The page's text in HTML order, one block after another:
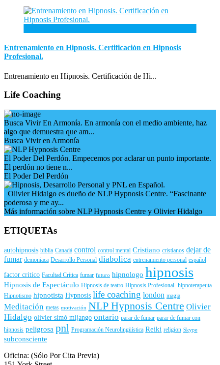
Entrenamiento en Hipnosis. Certificación en Hipnosis
Profesional.
Entrenamiento en Hipnosis. Certificación de Hi...
Life Coaching
Busca Vivir En Armonía. En armonía con el medio ambiente, haz
algo que demuestra que am...
Busca Vivir en Armonía
El Poder Del Perdón. Empecemos por aclarar un punto importante.
El perdón no tiene n...
El Poder Del Perdón
Olivier Hidalgo es dueño de NLP Hypnosis Centre. “Fascinante
poderosa y me ay...
Más información sobre NLP Hypnosis Centre y Olivier Hidalgo
ETIQUETAs
autohipnosis biblia Canadá control control mental Cristiano cristianos dejar de
fumar demoniaca Desarrollo Personal diabolica entrenamiento personal español
factor critico Facultad Crítica fumar futuro hipnologo hipnosis
Hipnosis de Espectáculo Hipnosis de teatro Hipnosis Profesional. hipnoterapeuta
Hipnotismo hipnotista Hypnosis life coaching london magia
Meditación metas motivación NLP Hypnosis Centre Olivier
Hidalgo olivier simó mijango ontario parar de fumar parar de fumar con
hipnosis peligrosa pnl Programación Neurolingüística Reiki religion Skype
subconsciente
Oficina: (Sólo Por Cita Previa)